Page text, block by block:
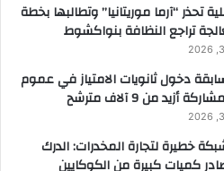
تحذر “آرما موريتانيا” وتطالبها بخطة
تراجع النظافة بنواكشوط
دخول ثانويات الامتياز في عموم
أزيد من 9 آلاف مترشح
خطيرة لتجارة المخدرات: الدرك
كميات كبيرة من الكوكايين